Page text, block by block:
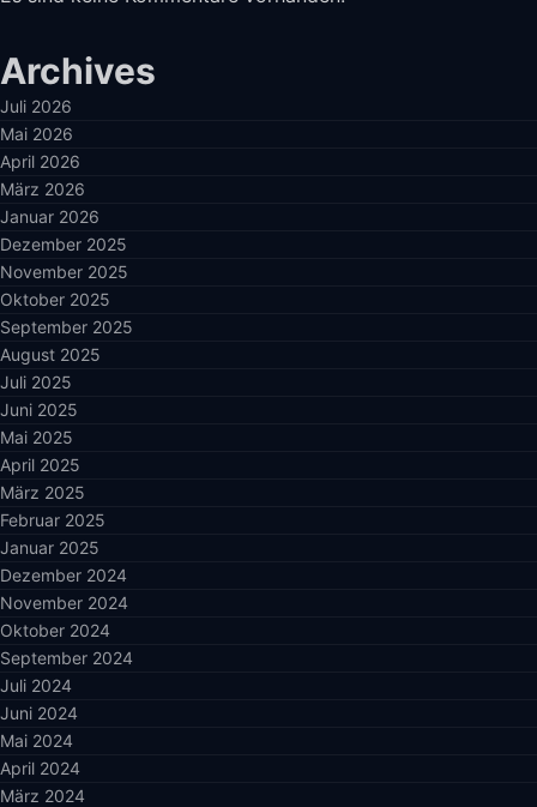
Archives
Juli 2026
Mai 2026
April 2026
März 2026
Januar 2026
Dezember 2025
November 2025
Oktober 2025
September 2025
August 2025
Juli 2025
Juni 2025
Mai 2025
April 2025
März 2025
Februar 2025
Januar 2025
Dezember 2024
November 2024
Oktober 2024
September 2024
Juli 2024
Juni 2024
Mai 2024
April 2024
März 2024